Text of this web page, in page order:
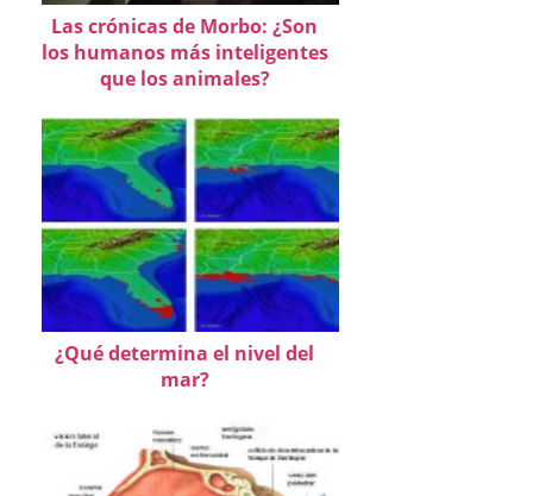
Las crónicas de Morbo: ¿Son
los humanos más inteligentes
que los animales?
¿Qué determina el nivel del
mar?